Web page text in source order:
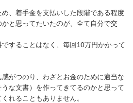
、着手金を支払いした段階である程度
と思ってたいたのが、全て自分で交
することはなく、毎回10万円かかって
がつのり、わざとお金のために適当な
な文書）を作ってきてるのかと思って
れることもありません。